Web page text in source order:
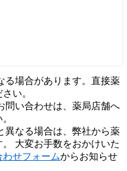
場合があります。直接薬
い。
い合わせは、薬局店舗へ
なる場合は、弊社から薬
大変お手数をおかけいた
わせフォームからお知らせ